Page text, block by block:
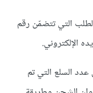
التي تتضمّن رقم
الإلكتروني.
السلع التي تم